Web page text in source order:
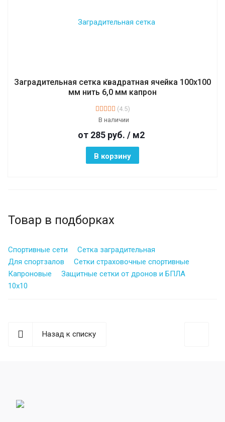
Заградительная сетка квадратная ячейка 100х100
мм нить 6,0 мм капрон
(4.5)
В наличии
от 285 руб. / м2
В корзину
Товар в подборках
Спортивные сети
Сетка заградительная
Для спортзалов
Сетки страховочные спортивные
Капроновые
Защитные сетки от дронов и БПЛА
10х10
Назад к списку